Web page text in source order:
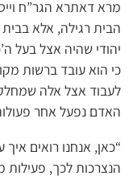
מרא דאתרא הגר”ח
הבית רגילה, אלא
יהודי שהיה אצל בעל
כי הוא עובד ברשות
לעבוד אצל אלה
האדם נפעל אחר
“כאן, אנחנו רואים
הנצרכות לכך, פעילות